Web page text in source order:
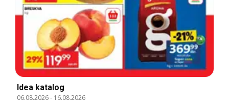
Idea katalog
06.08.2026- 16.08.2026